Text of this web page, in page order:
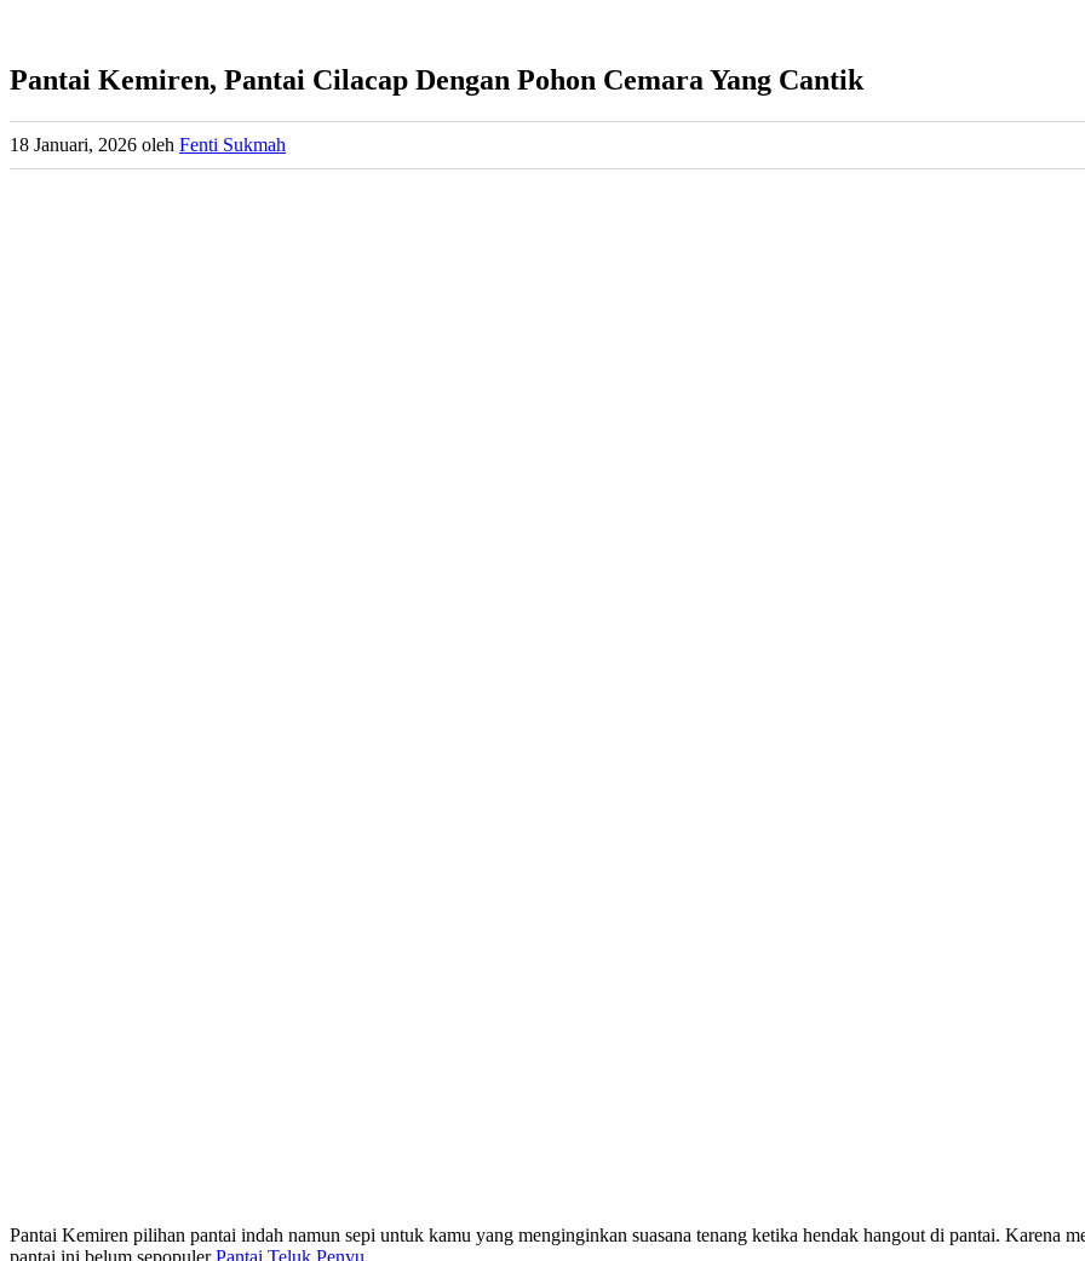
Pantai Kemiren, Pantai Cilacap Dengan Pohon Cemara Yang Cantik
18 Januari, 2026 oleh Fenti Sukmah
Pantai Kemiren pilihan pantai indah namun sepi untuk kamu yang menginginkan suasana tenang ketika hendak hangout di pantai. Karena
pantai ini belum sepopulerPantai Teluk Penyu.